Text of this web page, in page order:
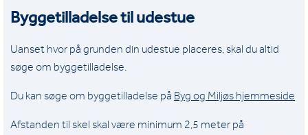
Byggetilladelse til udestue
Uanset hvor på grunden din udestue placeres, skal du altid
søge om byggetilladelse.
Du kan søge om byggetilladelse på Byg og Miljøs hjemmeside
Afstanden til skel skal være minimum 2,5 meter på